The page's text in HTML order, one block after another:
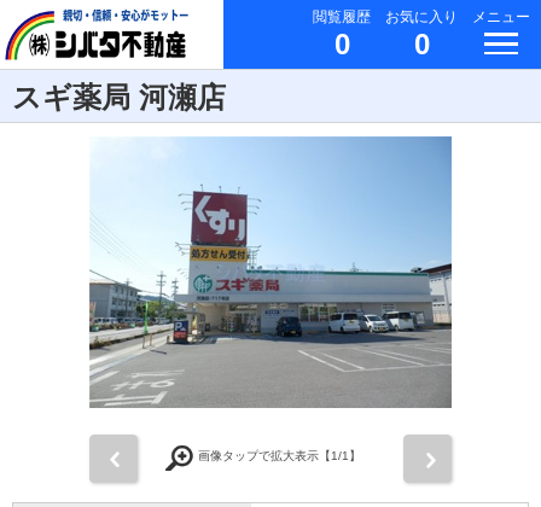
閲覧履歴
0
お気に入り
0
メニュー
スギ薬局 河瀬店
画像タップで拡大表示【1/1】